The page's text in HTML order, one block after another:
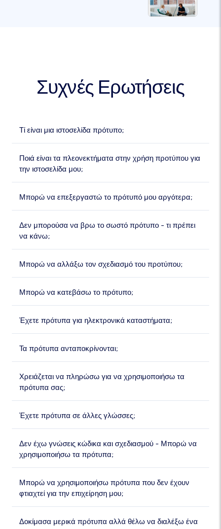
Συχνές Ερωτήσεις
Τί είναι μια ιστοσελίδα πρότυπο;
Ποιά είναι τα πλεονεκτήματα στην χρήση προτύπου για
την ιστοσελίδα μου;
Μπορώ να επεξεργαστώ το πρότυπό μου αργότερα;
Δεν μπορούσα να βρω το σωστό πρότυπο - τι πρέπει
να κάνω;
Μπορώ να αλλάξω τον σχεδιασμό του προτύπου;
Μπορώ να κατεβάσω το πρότυπο;
Έχετε πρότυπα για ηλεκτρονικά καταστήματα;
Τα πρότυπα ανταποκρίνονται;
Χρειάζεται να πληρώσω για να χρησιμοποιήσω τα
πρότυπα σας;
Έχετε πρότυπα σε άλλες γλώσσες;
Δεν έχω γνώσεις κώδικα και σχεδιασμού - Μπορώ να
χρησιμοποιήσω τα πρότυπα;
Μπορώ να χρησιμοποιήσω πρότυπα που δεν έχουν
φτιαχτεί για την επιχείρηση μου;
Δοκίμασα μερικά πρότυπα αλλά θέλω να διαλέξω ένα